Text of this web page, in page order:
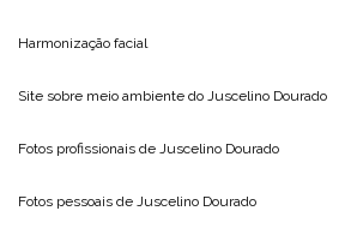
Harmonização facial
Site sobre meio ambiente do Juscelino Dourado
Fotos profissionais de Juscelino Dourado
Fotos pessoais de Juscelino Dourado